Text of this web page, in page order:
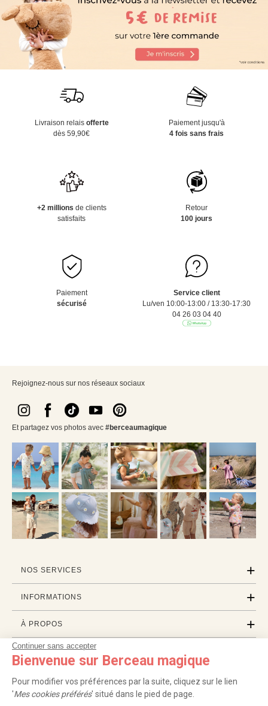
Continuer sans accepter
Bienvenue sur Berceau magique
Pour modifier vos préférences par la suite, cliquez sur le lien
'Mes cookies préférés' situé dans le pied de page.
Livraison relais offerte
dès 59,90€
Paiement jusqu'à
4 fois sans frais
+2 millions de clients
satisfaits
Retour
100 jours
Paiement
sécurisé
Service client
Lu/ven 10:00-13:00 / 13:30-17:30
04 26 03 04 40
Rejoignez-nous sur nos réseaux sociaux
Et partagez vos photos avec #berceaumagique
NOS SERVICES
INFORMATIONS
À PROPOS
PROFESSIONNELS
LISTES CADEAUX